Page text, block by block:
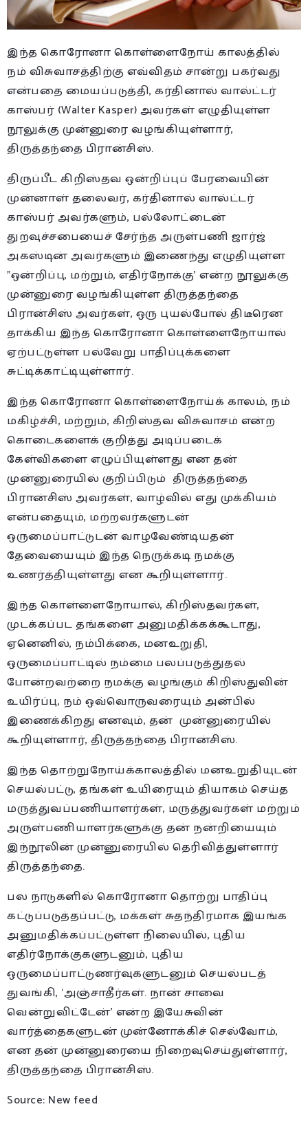
இந்த கொரோனா கொள்ளைநோய் காலத்தில்
நம் விசுவாசத்திற்கு எவ்விதம் சான்று பகர்வது
என்பதை மையப்படுத்தி, கர்தினால் வால்ட்டர்
காஸ்பர் (Walter Kasper) அவர்கள் எழுதியுள்ள
நூலுக்கு முன்னுரை வழங்கியுள்ளார்,
திருத்தந்தை பிரான்சிஸ்.
திருப்பீட கிறிஸ்தவ ஒன்றிப்புப் பேரவையின்
முன்னாள் தலைவர், கர்தினால் வால்ட்டர்
காஸ்பர் அவர்களும், பல்லோட்டைன்
துறவுச்சபையைச் சேர்ந்த அருள்பணி ஜார்ஜ்
அகஸ்டின் அவர்களும் இணைந்து எழுதியுள்ள
”ஒன்றிப்பு, மற்றும், எதிர்நோக்கு’ என்ற நூலுக்கு
முன்னுரை வழங்கியுள்ள திருத்தந்தை
பிரான்சிஸ் அவர்கள், ஒரு புயல்போல் திடீரென
தாக்கிய இந்த கொரோனா கொள்ளைநோயால்
ஏற்பட்டுள்ள பல்வேறு பாதிப்புக்களை
சுட்டிக்காட்டியுள்ளார்.
இந்த கொரோனா கொள்ளைநோய்க் காலம், நம்
மகிழ்ச்சி, மற்றும், கிறிஸ்தவ விசுவாசம் என்ற
கொடைகளைக் குறித்து அடிப்படைக்
கேள்விகளை எழுப்பியுள்ளது என தன்
முன்னுரையில் குறிப்பிடும் திருத்தந்தை
பிரான்சிஸ் அவர்கள், வாழ்வில் எது முக்கியம்
என்பதையும், மற்றவர்களுடன்
ஒருமைப்பாட்டுடன் வாழவேண்டியதன்
தேவையையும் இந்த நெருக்கடி நமக்கு
உணர்த்தியுள்ளது என கூறியுள்ளார்.
இந்த கொள்ளைநோயால், கிறிஸ்தவர்கள்,
முடக்கப்பட தங்களை அனுமதிக்கக்கூடாது,
ஏனெனில், நம்பிக்கை, மனஉறுதி,
ஒருமைப்பாட்டில் நம்மை பலப்படுத்துதல்
போன்றவற்றை நமக்கு வழங்கும் கிறிஸ்துவின்
உயிர்ப்பு, நம் ஒவ்வொருவரையும் அன்பில்
இணைக்கிறது எனவும், தன் முன்னுரையில்
கூறியுள்ளார், திருத்தந்தை பிரான்சிஸ்.
இந்த தொற்றுநோய்க்காலத்தில் மனஉறுதியுடன்
செயல்பட்டு, தங்கள் உயிரையும் தியாகம் செய்த
மருத்துவப்பணியாளர்கள், மருத்துவர்கள் மற்றும்
அருள்பணியாளர்களுக்கு தன் நன்றியையும்
இந்நூலின் முன்னுரையில் தெரிவித்துள்ளார்
திருத்தந்தை.
பல நாடுகளில் கொரோனா தொற்று பாதிப்பு
கட்டுப்படுத்தப்பட்டு, மக்கள் சுதந்திரமாக இயங்க
அனுமதிக்கப்பட்டுள்ள நிலையில், புதிய
எதிர்நோக்குகளுடனும், புதிய
ஒருமைப்பாட்டுணர்வுகளுடனும் செயல்படத்
துவங்கி, ‘அஞ்சாதீர்கள். நான் சாவை
வென்றுவிட்டேன்’ என்ற இயேசுவின்
வார்த்தைகளுடன் முன்னோக்கிச் செல்வோம்,
என தன் முன்னுரையை நிறைவுசெய்துள்ளார்,
திருத்தந்தை பிரான்சிஸ்.
Source: New feed